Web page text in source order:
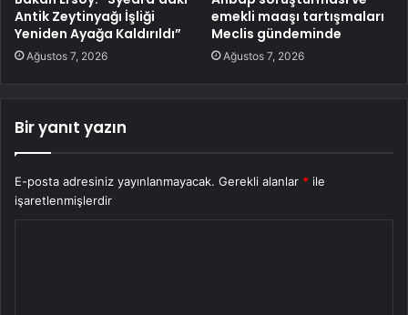
Antik Zeytinyağı İşliği
Yeniden Ayağa Kaldırıldı”
Ağustos 7, 2026
emekli maaşı tartışmaları
Meclis gündeminde
Ağustos 7, 2026
Bir yanıt yazın
E-posta adresiniz yayınlanmayacak. Gerekli alanlar * ile
işaretlenmişlerdir